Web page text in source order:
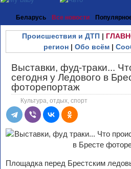
Беларусь Все новости
Происшествия и ДТП|
регион | Обо всём |
Выставки, фуд-траки...
сегодня у Ледового в
фоторепортаж
Культура, отдых, спорт
Площадка перед Брестским